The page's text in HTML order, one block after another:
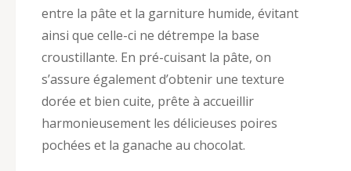
entre la pâte et la garniture humide, évitant
ainsi que celle-ci ne détrempe la base
croustillante. En pré-cuisant la pâte, on
s’assure également d’obtenir une texture
dorée et bien cuite, prête à accueillir
harmonieusement les délicieuses poires
pochées et la ganache au chocolat.